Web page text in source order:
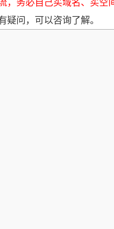
问，可以咨询了解。